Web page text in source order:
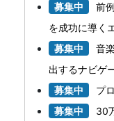
募集中
前
を成功に導く
募集中
音
出するナビゲ
募集中
プ
募集中
30